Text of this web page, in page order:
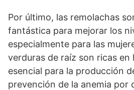
Por último, las remolachas
fantástica para mejorar los
especialmente para las
verduras de raíz son ricas en
esencial para la producción
prevención de la anemia por